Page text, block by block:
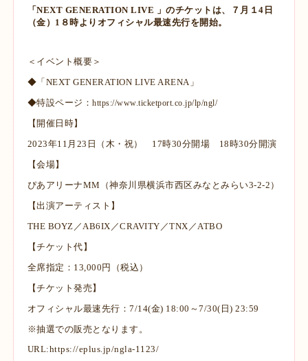
「NEXT GENERATION LIVE 」のチケットは、７月１4日
（金）1８時よりオフィシャル最速先行を開始。
＜イベント概要＞
◆ 「NEXT GENERATION LIVE ARENA」
◆特設ページ：https://www.ticketport.co.jp/lp/ngl/
【開催日時】
2023年11月23日（木・祝） 17時30分開場 18時30分開演
【会場】
ぴあアリーナMM（神奈川県横浜市西区みなとみらい3-2-2）
【出演アーティスト】
THE BOYZ／AB6IX／CRAVITY／TNX／ATBO
【チケット代】
全席指定：13,000円（税込）
【チケット発売】
オフィシャル最速先行：7/14(金) 18:00～7/30(日) 23:59
※抽選での販売となります。
URL:https://eplus.jp/ngla-1123/